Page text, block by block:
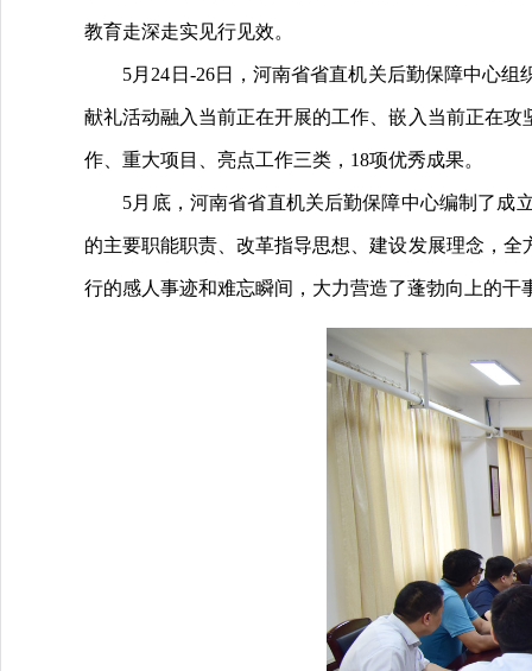
教育走深走实见行见效。
5月24日-26日，河南省省直机关后勤保障中心组
献礼活动融入当前正在开展的工作、嵌入当前正在
作、重大项目、亮点工作三类，18项优秀成果。
5月底，河南省省直机关后勤保障中心编制了成立
的主要职能职责、改革指导思想、建设发展理念，
行的感人事迹和难忘瞬间，大力营造了蓬勃向上的